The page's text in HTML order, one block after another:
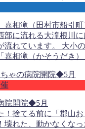
相滝（田村市船引町
部に流れる大滝根川
流れています。 大小
嘉相滝（かそうだき）
院開院◆5月
！捨てる前に「郡山お
壊れた、動かなくなっ